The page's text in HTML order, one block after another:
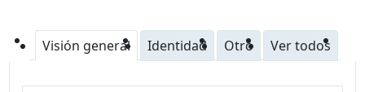
Visión general Identidad Otro Ver todos